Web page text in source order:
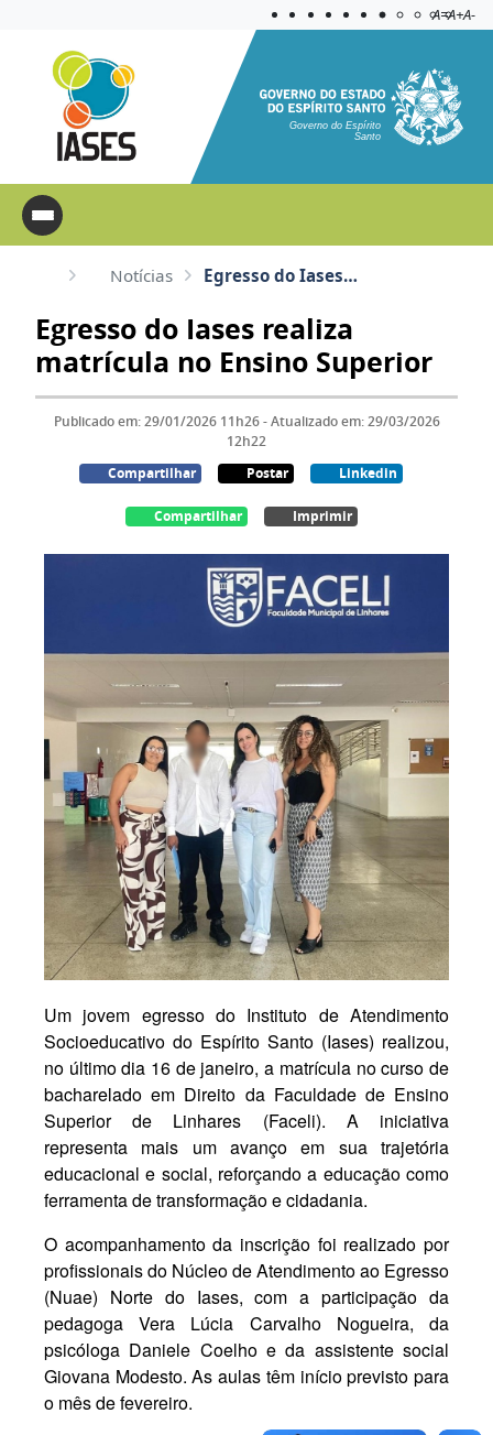
Aplicar
A=A+A-
Governo do Espírito
Santo
Notícias Egresso do Iases realiza matrícula no Ensino Superior
Egresso do Iases realiza
matrícula no Ensino Superior
Publicado em: 29/01/2026 11h26 - Atualizado em: 29/03/2026
12h22
Compartilhar
Postar Linkedin
Compartilhar Imprimir
Um jovem egresso do Instituto de Atendimento
Socioeducativo do Espírito Santo (Iases) realizou,
no último dia 16 de janeiro, a matrícula no curso de
bacharelado em Direito da Faculdade de Ensino
Superior de Linhares (Faceli). A iniciativa
representa mais um avanço em sua trajetória
educacional e social, reforçando a educação como
ferramenta de transformação e cidadania.
O acompanhamento da inscrição foi realizado por
profissionais do Núcleo de Atendimento ao Egresso
(Nuae) Norte do Iases, com a participação da
pedagoga Vera Lúcia Carvalho Nogueira, da
psicóloga Daniele Coelho e da assistente social
Giovana Modesto. As aulas têm início previsto para
o mês de fevereiro.